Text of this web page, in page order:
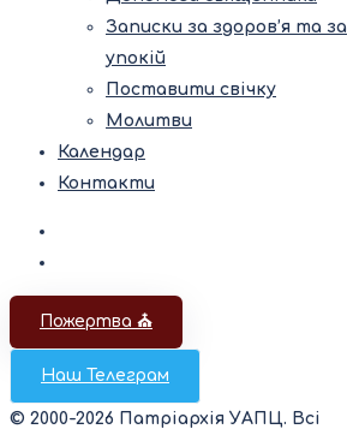
Записки за здоров’я та за
упокій
Поставити свічку
Молитви
Календар
Контакти
Пожертва ⛪️
Наш Телеграм
© 2000-2026 Патріархія УАПЦ. Всі